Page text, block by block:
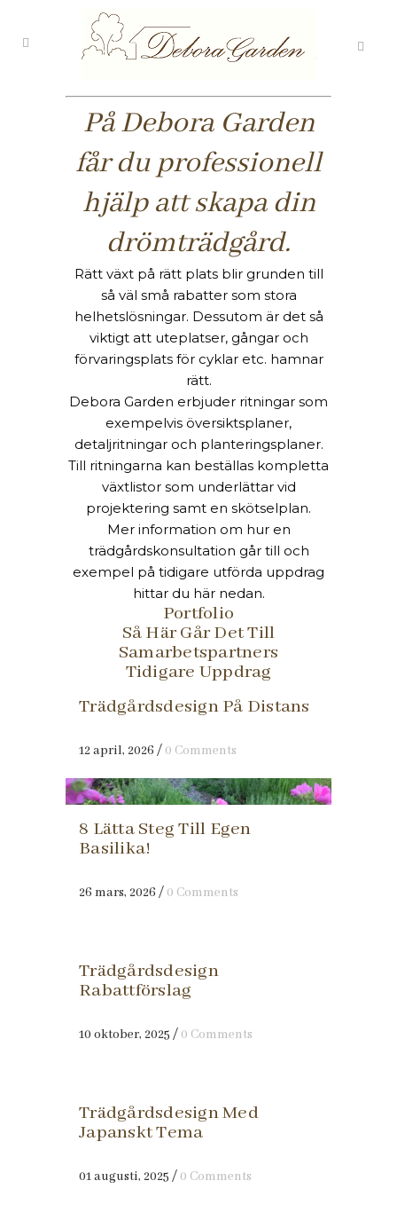
På Debora Garden
får du professionell
hjälp att skapa din
drömträdgård.
Rätt växt på rätt plats blir grunden till
så väl små rabatter som stora
helhetslösningar. Dessutom är det så
viktigt att uteplatser, gångar och
förvaringsplats för cyklar etc. hamnar
rätt.
Debora Garden erbjuder ritningar som
exempelvis översiktsplaner,
detaljritningar och planteringsplaner.
Till ritningarna kan beställas kompletta
växtlistor som underlättar vid
projektering samt en skötselplan.
Mer information om hur en
trädgårdskonsultation går till och
exempel på tidigare utförda uppdrag
hittar du här nedan.
Portfolio
Så Här Går Det Till
Samarbetspartners
Tidigare Uppdrag
Trädgårdsdesign På Distans
12 april, 2026 / 0 Comments
8 Lätta Steg Till Egen
Basilika!
26 mars, 2026 / 0 Comments
Trädgårdsdesign
Rabattförslag
10 oktober, 2025 / 0 Comments
Trädgårdsdesign Med
Japanskt Tema
01 augusti, 2025 / 0 Comments